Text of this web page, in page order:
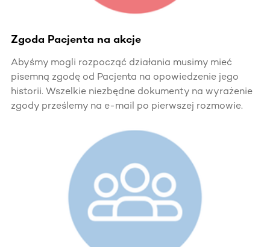
Zgoda Pacjenta na akcje
Abyśmy mogli rozpocząć działania musimy mieć
pisemną zgodę od Pacjenta na opowiedzenie jego
historii. Wszelkie niezbędne dokumenty na wyrażenie
zgody prześlemy na e-mail po pierwszej rozmowie.